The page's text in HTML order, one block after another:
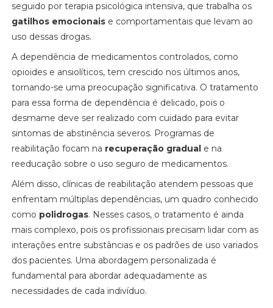
seguido por terapia psicológica intensiva, que trabalha os
gatilhos emocionais e comportamentais que levam ao
uso dessas drogas.
A dependência de medicamentos controlados, como
opioides e ansiolíticos, tem crescido nos últimos anos,
tornando-se uma preocupação significativa. O tratamento
para essa forma de dependência é delicado, pois o
desmame deve ser realizado com cuidado para evitar
sintomas de abstinência severos. Programas de
reabilitação focam na recuperação gradual e na
reeducação sobre o uso seguro de medicamentos.
Além disso, clínicas de reabilitação atendem pessoas que
enfrentam múltiplas dependências, um quadro conhecido
como polidrogas. Nesses casos, o tratamento é ainda
mais complexo, pois os profissionais precisam lidar com as
interações entre substâncias e os padrões de uso variados
dos pacientes. Uma abordagem personalizada é
fundamental para abordar adequadamente as
necessidades de cada indivíduo.